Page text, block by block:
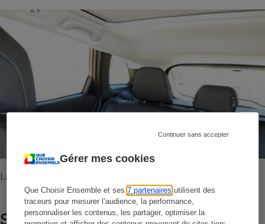
Gérer mes cookies
Que Choisir Ensemble et ses7 partenaires utilisent des
traceurs pour mesurer l’audience, la performance,
personnaliser les contenus, les partager, optimiser la
Continuer sans accepter
La visibilité de trois quarts arrière n'est pas très bonne.
Sécurité